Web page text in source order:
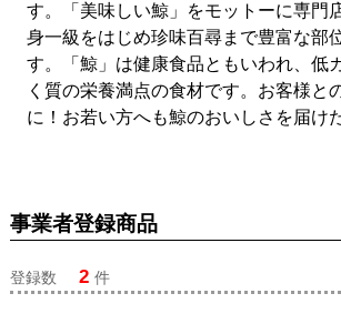
す。「美味しい鯨」をモットーに専門
身一級をはじめ珍味百尋まで豊富な部
す。「鯨」は健康食品ともいわれ、低
く質の栄養満点の食材です。お客様と
に！お若い方へも鯨のおいしさを届け
事業者登録商品
登録数 2 件